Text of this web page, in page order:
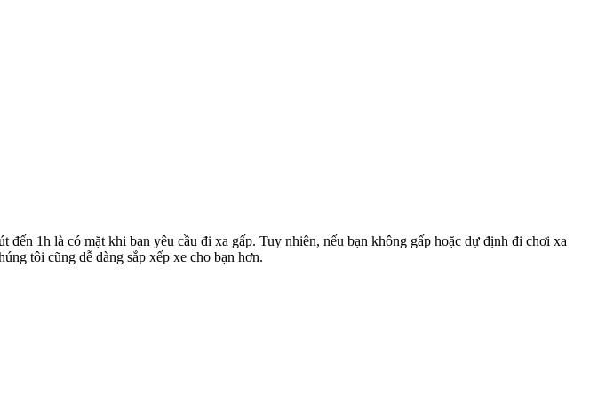
1h là có mặt khi bạn yêu cầu đi xa gấp. Tuy nhiên, nếu bạn không gấp hoặc dự định đi chơi xa
tôi cũng dễ dàng sắp xếp xe cho bạn hơn.